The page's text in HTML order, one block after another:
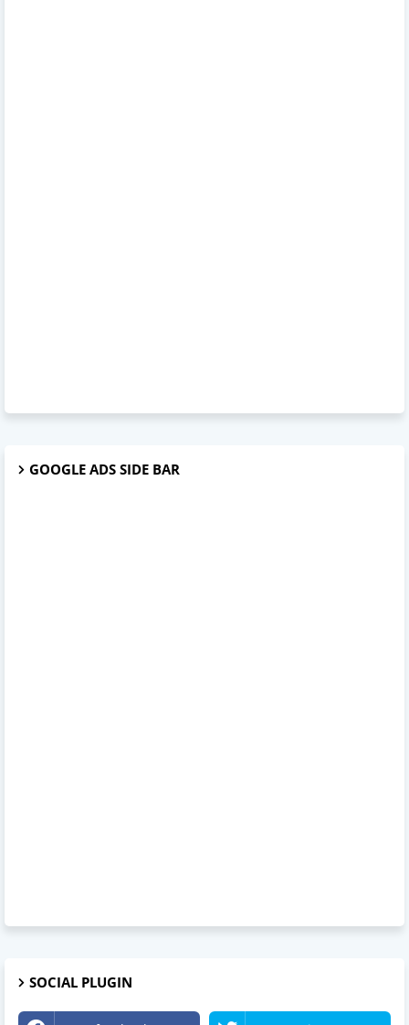
GOOGLE ADS SIDE BAR
SOCIAL PLUGIN